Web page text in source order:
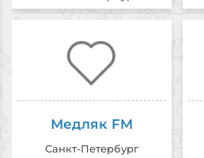
Медляк FM
Санкт-Петербург